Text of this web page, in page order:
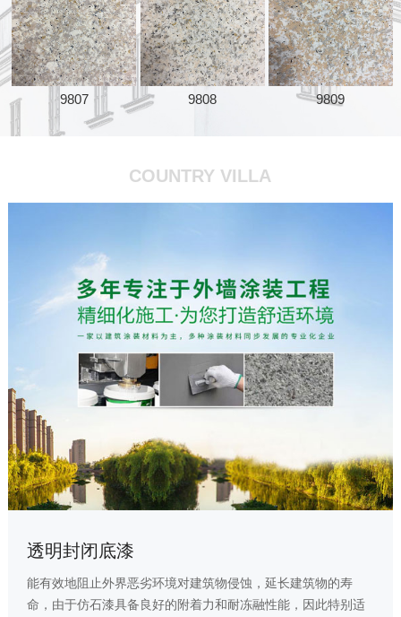
9807 9808 9809
COUNTRY VILLA
透明封闭底漆
能有效地阻止外界恶劣环境对建筑物侵蚀，延长建筑物的寿
命，由于仿石漆具备良好的附着力和耐冻融性能，因此特别适